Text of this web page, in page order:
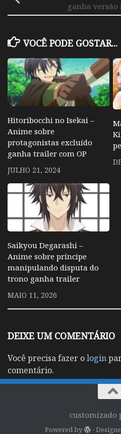
ganha versão
VOCÊ PODE GOSTAR...
Hitoribocchi no Isekai –
Anime sobre
protagonistas excluído
ganha trailer com OP
JULHO 21, 2024
Saikyou Degarashi –
Anime sobre príncipe
manipulando disputa do
trono ganha trailer
MAIO 11, 2026
DEIXE UM COMENTÁRIO
Você precisa fazer ologin
comentário.
customizado
Powered by -